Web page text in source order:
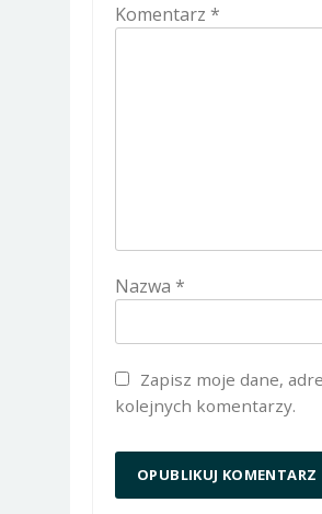
Komentarz *
Nazwa *
Zapisz moje dane,
kolejnych komentarzy.